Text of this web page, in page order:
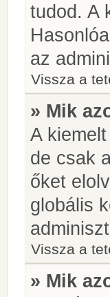
tudod. A
az
Vissza a
» Mik
A
de csak
őket
globális
Vissza a
» Mik